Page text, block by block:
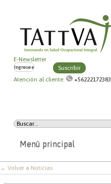
E-Newsletter
Suscribir
Atención al cliente:
+56222172383
Menú principal
← Volver a Noticias